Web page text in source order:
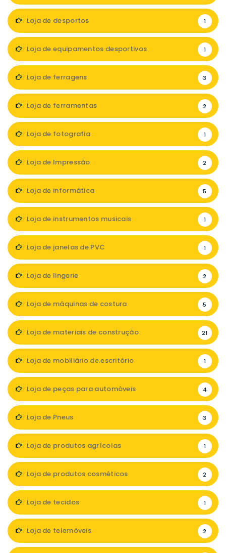
Loja de desportos 1
Loja de equipamentos desportivos 1
Loja de ferragens 3
Loja de ferramentas 2
Loja de fotografia 1
Loja de Impressão 2
Loja de informática 5
Loja de instrumentos musicais 1
Loja de janelas de PVC 1
Loja de lingerie 2
Loja de máquinas de costura 5
Loja de materiais de construção 21
Loja de mobiliário de escritório 1
Loja de peças para automóveis 4
Loja de Pneus 3
Loja de produtos agrícolas 1
Loja de produtos cosméticos 2
Loja de tecidos 1
Loja de telemóveis 2